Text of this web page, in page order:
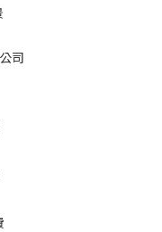
司